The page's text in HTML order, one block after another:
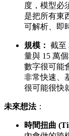
度，模型必
是把所有東
可解析、即
規模： 截至
量與 15 萬
數字很可能
非常快速、
很可能很快
未來想法：
時間扭曲